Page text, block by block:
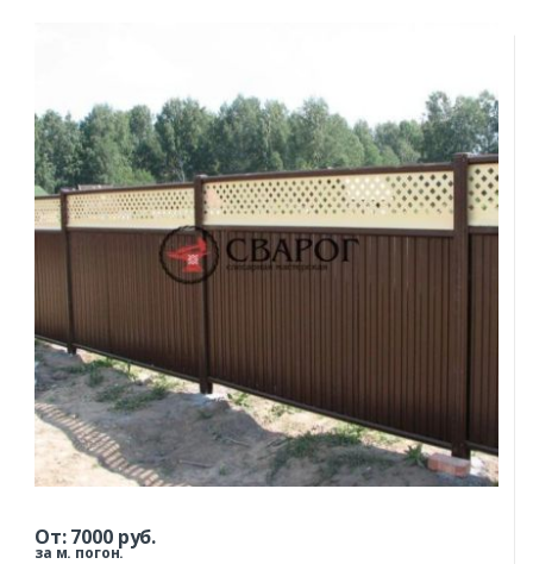
От:7000руб.
за м. погон.